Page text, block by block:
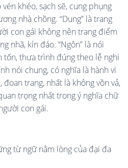
khéo, sạch sẽ, cung phụng
nhà chồng. “Dung” là trang
con gái không nên trang điểm
nhã, kín đáo. “Ngôn” là nói
tốn, thưa trình đúng theo lễ nghi
nói chung, có nghĩa là hành vi
trang, nhất là không vồn vả,
trọng nhất trong ý nghĩa chữ
con gái.
từ ngữ nằm lòng của đại đa